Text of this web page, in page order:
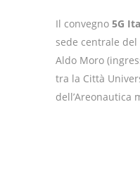
Il convegno 5G
sede centrale del
Aldo Moro
tra la Città
dell’Areonautica